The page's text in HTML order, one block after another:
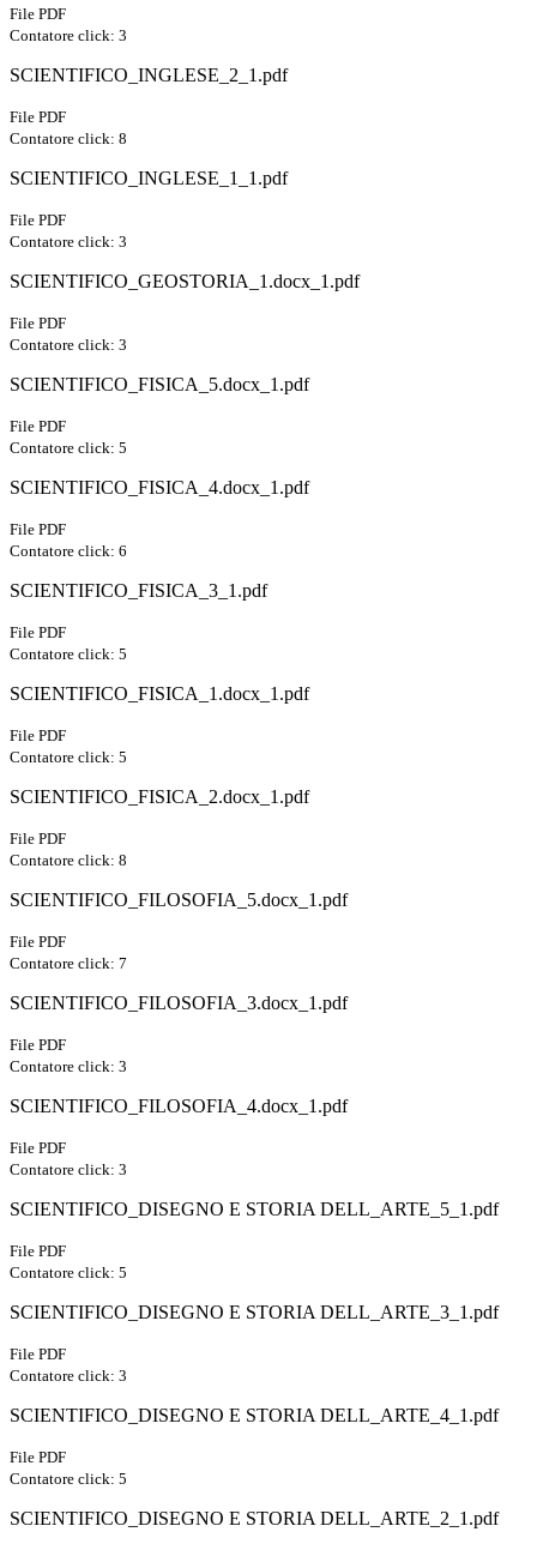
File PDF
Contatore click: 3
SCIENTIFICO_INGLESE_2_1.pdf
File PDF
Contatore click: 8
SCIENTIFICO_INGLESE_1_1.pdf
File PDF
Contatore click: 3
SCIENTIFICO_GEOSTORIA_1.docx_1.pdf
File PDF
Contatore click: 3
SCIENTIFICO_FISICA_5.docx_1.pdf
File PDF
Contatore click: 5
SCIENTIFICO_FISICA_4.docx_1.pdf
File PDF
Contatore click: 6
SCIENTIFICO_FISICA_3_1.pdf
File PDF
Contatore click: 5
SCIENTIFICO_FISICA_1.docx_1.pdf
File PDF
Contatore click: 5
SCIENTIFICO_FISICA_2.docx_1.pdf
File PDF
Contatore click: 8
SCIENTIFICO_FILOSOFIA_5.docx_1.pdf
File PDF
Contatore click: 7
SCIENTIFICO_FILOSOFIA_3.docx_1.pdf
File PDF
Contatore click: 3
SCIENTIFICO_FILOSOFIA_4.docx_1.pdf
File PDF
Contatore click: 3
SCIENTIFICO_DISEGNO E STORIA DELL_ARTE_5_1.pdf
File PDF
Contatore click: 5
SCIENTIFICO_DISEGNO E STORIA DELL_ARTE_3_1.pdf
File PDF
Contatore click: 3
SCIENTIFICO_DISEGNO E STORIA DELL_ARTE_4_1.pdf
File PDF
Contatore click: 5
SCIENTIFICO_DISEGNO E STORIA DELL_ARTE_2_1.pdf